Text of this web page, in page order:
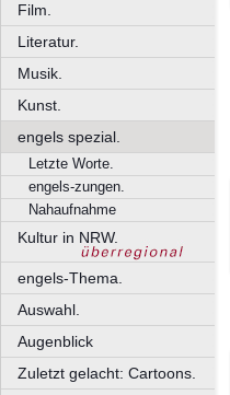
Film.
Literatur.
Musik.
Kunst.
engels spezial.
Letzte Worte.
engels-zungen.
Nahaufnahme
Kultur in NRW.
engels-Thema.
Auswahl.
Augenblick
Zuletzt gelacht: Cartoons.